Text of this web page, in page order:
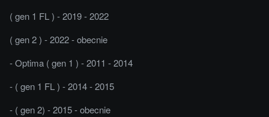
( gen 1 FL ) - 2019 - 2022
( gen 2 ) - 2022 - obecnie
- Optima ( gen 1 ) - 2011 - 2014
- ( gen 1 FL ) - 2014 - 2015
- ( gen 2) - 2015 - obecnie